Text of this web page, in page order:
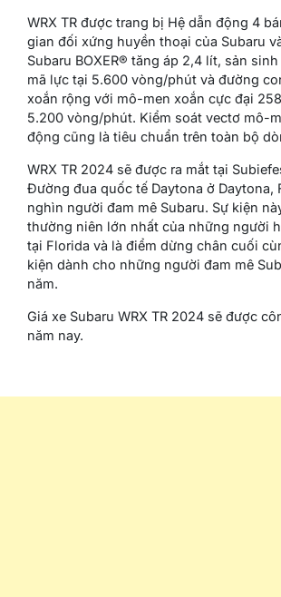
WRX TR được trang bị Hệ dẫn động 4
gian đối xứng huyền thoại của Subaru
Subaru BOXER® tăng áp 2,4 lít, sản
mã lực tại 5.600 vòng/phút và đường
xoắn rộng với mô-men xoắn cực đại
5.200 vòng/phút. Kiểm soát vectơ mô-
động cũng là tiêu chuẩn trên toàn bộ
WRX TR 2024 sẽ được ra mắt tại
Đường đua quốc tế Daytona ở Daytona,
nghìn người đam mê Subaru. Sự kiện
thường niên lớn nhất của những người
tại Florida và là điểm dừng chân cuối
kiện dành cho những người đam mê
năm.
Giá xe Subaru WRX TR 2024 sẽ được
năm nay.